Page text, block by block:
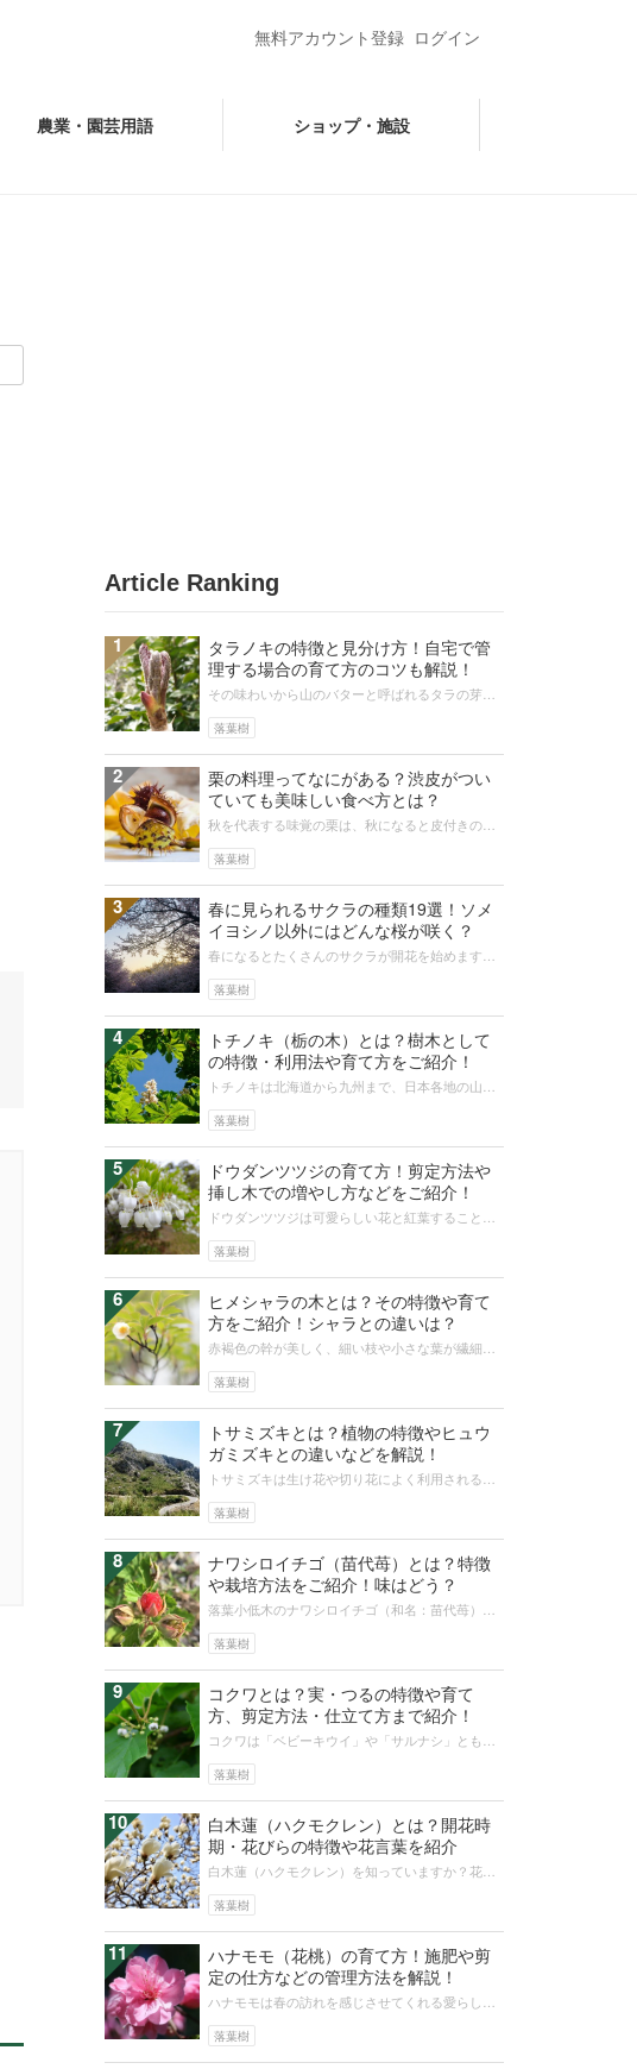
無料アカウント登録 ログイン
農業・園芸用語 ショップ・施設
Article Ranking
1
落葉樹
タラノキの特徴と見分け方！自宅で管
理する場合の育て方のコツも解説！
その味わいから山のバターと呼ばれるタラの芽。
菜として珍重されています。数は少な...
2
落葉樹
栗の料理ってなにがある？渋皮がつい
ていても美味しい食べ方とは？
秋を代表する味覚の栗は、秋になると皮付きのま
皮付きの栗をどう料理していいかご存...
3
落葉樹
春に見られるサクラの種類19選！ソメ
イヨシノ以外にはどんな桜が咲く？
春になるとたくさんのサクラが開花を始めます。
の種類はソメイヨシノだけではありま...
4
落葉樹
トチノキ（栃の木）とは？樹木として
の特徴・利用法や育て方をご紹介！
トチノキは北海道から九州まで、日本各地の山地
食用や木材として利用されてきました...
5
落葉樹
ドウダンツツジの育て方！剪定方法や
挿し木での増やし方などをご紹介！
ドウダンツツジは可愛らしい花と紅葉することか
垣にもなります。ドウダンツツジを家...
6
落葉樹
ヒメシャラの木とは？その特徴や育て
方をご紹介！シャラとの違いは？
赤褐色の幹が美しく、細い枝や小さな葉が繊細な
す。成長が遅く、手入れの手間もかから...
7
落葉樹
トサミズキとは？植物の特徴やヒュウ
ガミズキとの違いなどを解説！
トサミズキは生け花や切り花によく利用される植
蛇紋岩地帯で自生するなど、意外と頑...
8
落葉樹
ナワシロイチゴ（苗代苺）とは？特徴
や栽培方法をご紹介！味はどう？
落葉小低木のナワシロイチゴ（和名：苗代苺）に
類され、その実は食べることもできる...
9
落葉樹
コクワとは？実・つるの特徴や育て
方、剪定方法・仕立て方まで紹介！
コクワは「ベビーキウイ」や「サルナシ」とも呼
特徴です。コクワの実の断面はキウイ...
10
落葉樹
白木蓮（ハクモクレン）とは？開花時
期・花びらの特徴や花言葉を紹介
白木蓮（ハクモクレン）を知っていますか？花開
くれます。紫色の木蓮（モクレン）も...
11
落葉樹
ハナモモ（花桃）の育て方！施肥や剪
定の仕方などの管理方法を解説！
ハナモモは春の訪れを感じさせてくれる愛らしい
ょうか？この記事では、ハナモモの育...